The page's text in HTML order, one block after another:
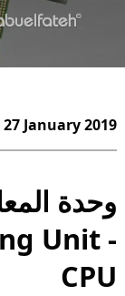
27 January 2019
وحدة
Unit -
CPU